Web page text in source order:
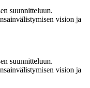
suunnitteluun.
vision ja
suunnitteluun.
vision ja